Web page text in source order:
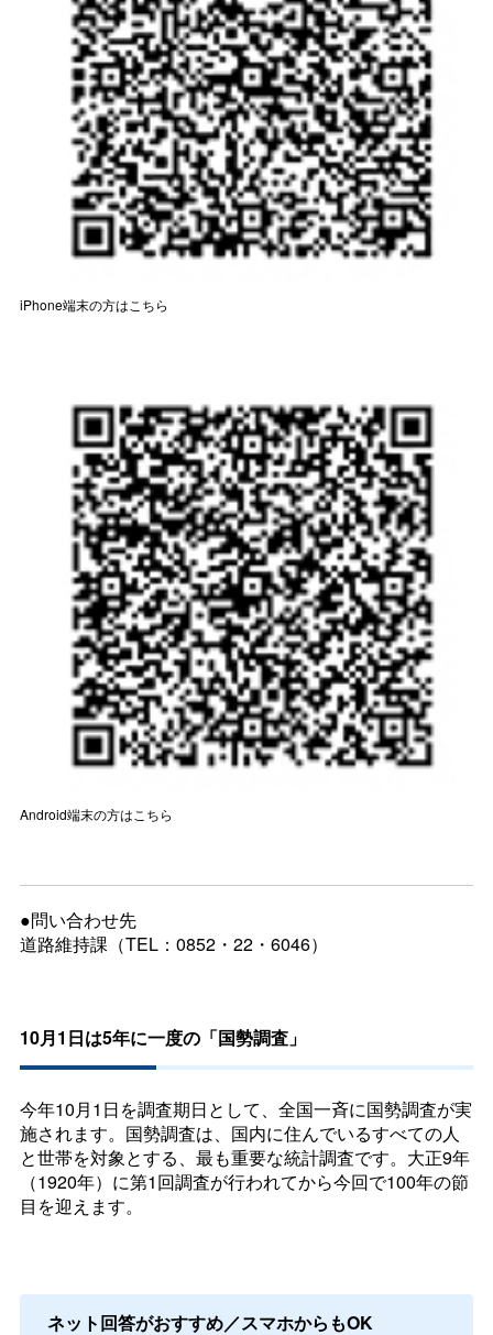
iPhone端末の方はこちら
Android端末の方はこちら
●問い合わせ先
道路維持課（TEL：0852・22・6046）
10月1日は5年に一度の「国勢調査」
今年10月1日を調査期日として、全国一斉に国勢調査が実
施されます。国勢調査は、国内に住んでいるすべての人
と世帯を対象とする、最も重要な統計調査です。大正9年
（1920年）に第1回調査が行われてから今回で100年の節
目を迎えます。
ネット回答がおすすめ／スマホからもOK